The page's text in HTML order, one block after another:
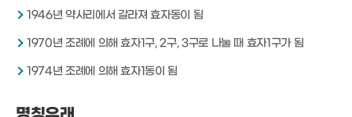
1946년 약사리에서 갈라져 효자동이 됨
1970년 조례에 의해 효자1구, 2구, 3구로 나눌 때 효자1구가 됨
1974년 조례에 의해 효자1동이 됨